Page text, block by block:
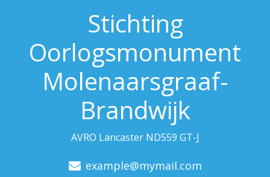
Stichting
Oorlogsmonument
Molenaarsgraaf-
Brandwijk
AVRO Lancaster ND559 GT-J
example@mymail.com